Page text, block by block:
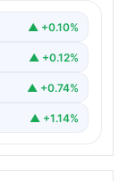
▲ +0.10%
▲ +0.12%
▲ +0.74%
▲ +1.14%